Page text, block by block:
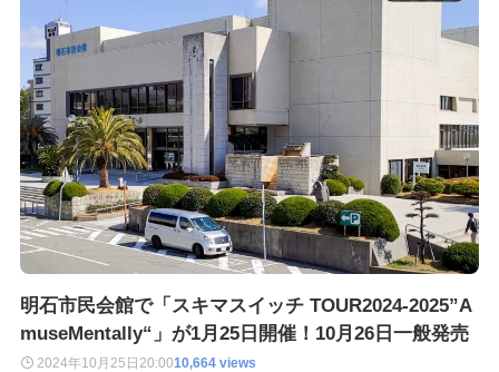
明石市民会館で「スキマスイッチ TOUR2024-2025”A
museMentally“」が1月25日開催！10月26日一般発売
2024年10月25日 20:0010,664 views